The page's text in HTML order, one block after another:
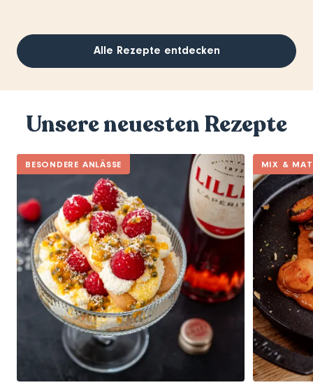
Alle Rezepte entdecken
Unsere neuesten Rezepte
BESONDERE ANLÄSSE MIX &